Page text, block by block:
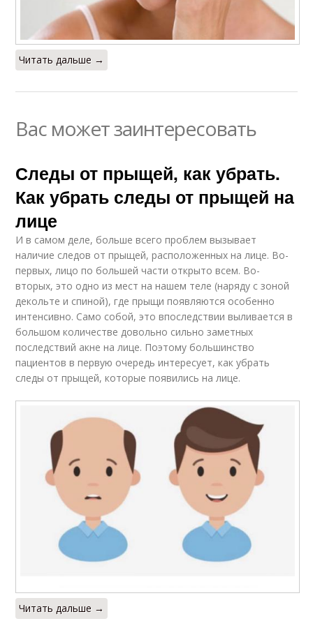
Читать дальше →
Вас может заинтересовать
Следы от прыщей, как убрать.
Как убрать следы от прыщей на
лице
И в самом деле, больше всего проблем вызывает
наличие следов от прыщей, расположенных на лице. Во-
первых, лицо по большей части открыто всем. Во-
вторых, это одно из мест на нашем теле (наряду с зоной
декольте и спиной), где прыщи появляются особенно
интенсивно. Само собой, это впоследствии выливается в
большом количестве довольно сильно заметных
последствий акне на лице. Поэтому большинство
пациентов в первую очередь интересует, как убрать
следы от прыщей, которые появились на лице.
Читать дальше →